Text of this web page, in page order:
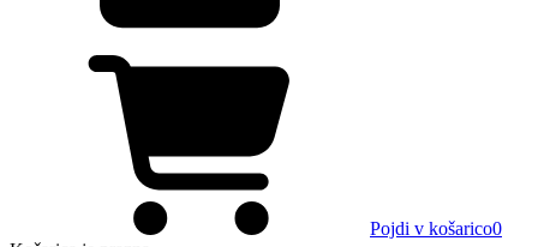
Pojdi v košarico0